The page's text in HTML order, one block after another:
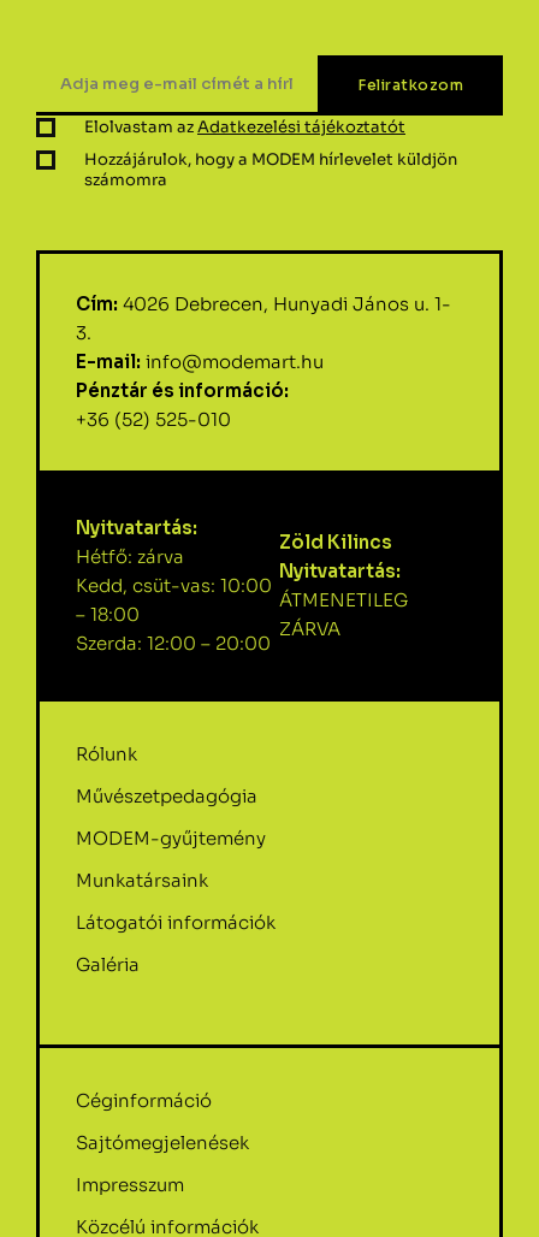
Elolvastam azAdatkezelési tájékoztatót
Hozzájárulok, hogy a MODEM hírlevelet küldjön
számomra
Cím: 4026 Debrecen, Hunyadi János u. 1-
3.
E-mail: info@modemart.hu
Pénztár és információ:
+36 (52) 525-010
Nyitvatartás:
Hétfő: zárva
Kedd, csüt-vas: 10:00
– 18:00
Szerda: 12:00 – 20:00
Zöld Kilincs
Nyitvatartás:
ÁTMENETILEG
ZÁRVA
Rólunk
Művészetpedagógia
MODEM-gyűjtemény
Munkatársaink
Látogatói információk
Galéria
Céginformáció
Sajtómegjelenések
Impresszum
Közcélú információk